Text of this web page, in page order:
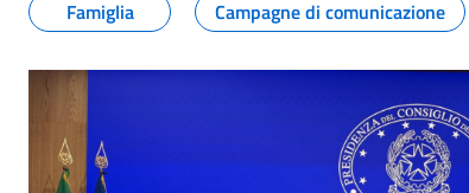
Famiglia
Campagne di comunicazione